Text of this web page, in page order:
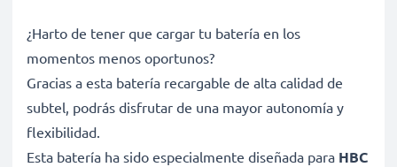
¿Harto de tener que cargar tu batería en los
momentos menos oportunos?
Gracias a esta batería recargable de alta calidad de
subtel, podrás disfrutar de una mayor autonomía y
flexibilidad.
Esta batería ha sido especialmente diseñada para HBC